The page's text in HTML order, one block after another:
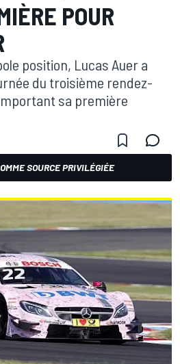
POUR
position, Lucas Auer a
du troisième rendez-
sa première
SOURCE PRIVILÉGIÉE